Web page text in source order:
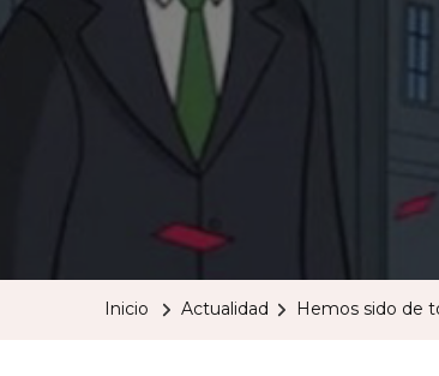
Inicio Actualidad Hemos sido de